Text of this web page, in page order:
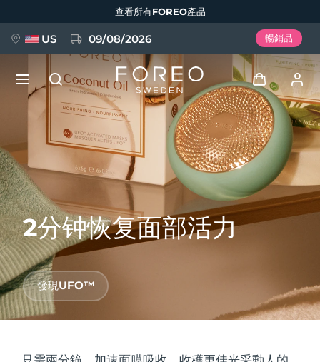
2分钟恢复面部活力
發現UFO™
查看所有FOREO產品
US 09/08/2026 暢銷品
登入
用戶信息
我的設備
我的訂閱
FAQ™ Pure Beauty-Tech Elixir
BREAKING NEWS
issa™ Teeth Whitening Set
語言
English Deutsch
Español
Français
Italiano
Português
Polski
Svenska
Türkçe
發貨國家